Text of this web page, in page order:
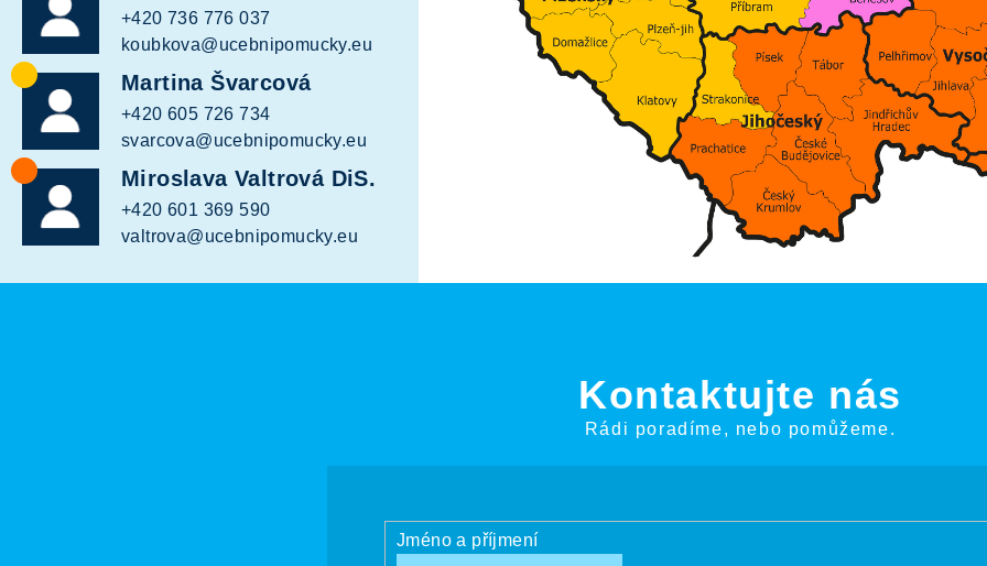
+420 736 776 037
koubkova@ucebnipomucky.eu
Martina Švarcová
+420 605 726 734
svarcova@ucebnipomucky.eu
Miroslava Valtrová DiS.
+420 601 369 590
valtrova@ucebnipomucky.eu
Kontaktujte nás
Rádi poradíme, nebo pomůžeme.
Jméno a příjmení